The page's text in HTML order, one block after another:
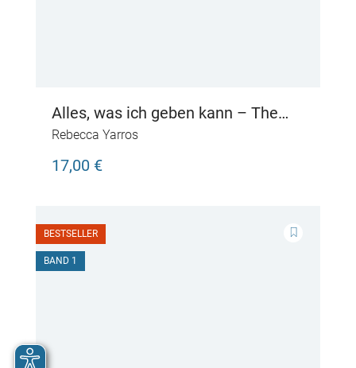
Alles, was ich geben kann – The
Last Letter
Rebecca Yarros
17,00 €
BESTSELLER
BAND 1